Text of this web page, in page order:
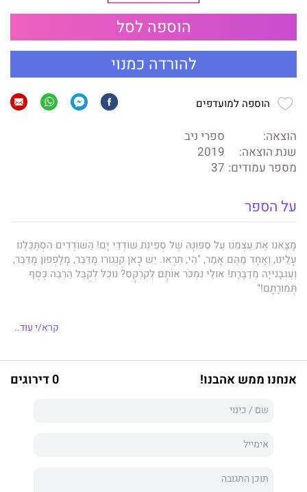
הוספה לסל
להורדה כמנוי
הוספה למועדפים
הוצאה:
ספרי ניב
שנת הוצאה:
2019
מספר עמודים: 37
על הספר
מָצָאנוּ אֶת עַצְמֵנוּ עַל סִפּוּנָהּ שֶׁל סְפִינַת שׁוֹדְדֵי יָם! הַשּׁוֹדְדִים הִסְתַּכַּלְנוּ
עָלֵינוּ, וְאֶחָד מֵהֶם אָמַר, "הֵי, תִּרְאוּ. יֵשׁ כָּאן קֶנְגּוּרוּ מְדַבֵּר, מְלָפְפוֹן מְדַבֵּר,
וְעַגְבָנִייָּה מְדַבֶּרֶת! אוּלַי נִמְכֹּר אוֹתָם לְקִרְקָס? נוּכַל לְקַבֵּל הַרְבֵּה כֶּסֶף
תְּמוּרָתָם!"
גוניה היא עגבנייה שעמדה להיות חלק מסלט כאשר בעקבות נגיעת
פוגשת חברים רבים, חלקם ירקות, חלקם בעלי חיים שכולם יודעים
לה בן זוג אתו היא מקימה משפחת עגבניות חדשה.
הוא כבר אב לילד בעצמו, עוסק בעיצוב תעשייתי, מעצב ובונה בעצמו
מתקני משחקים מקוריים וייחודיים לילדים.
קרא/י עוד..
אנחנו ממש אהבנו! 0 דירוגים